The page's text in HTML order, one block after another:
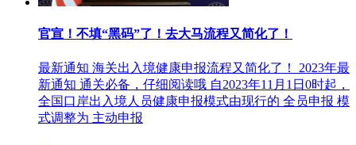
官宣！不填“黑码”了！去大马流程又简化了！
最新通知 海关出入境健康申报流程又简化了！ 2023年最
新通知 通关必备，仔细阅读哦 自2023年11月1日0时起，
全国口岸出入境人员健康申报模式由现行的 全员申报 模
式调整为 主动申报